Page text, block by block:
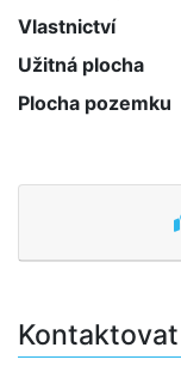
Vlastnictví
Užitná plocha
Plocha pozemku